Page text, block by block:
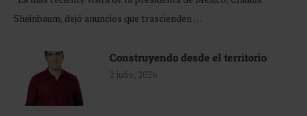
Sheinbaum, dejó anuncios que trascienden …
Construyendo desde el territorio
2 julio, 2026